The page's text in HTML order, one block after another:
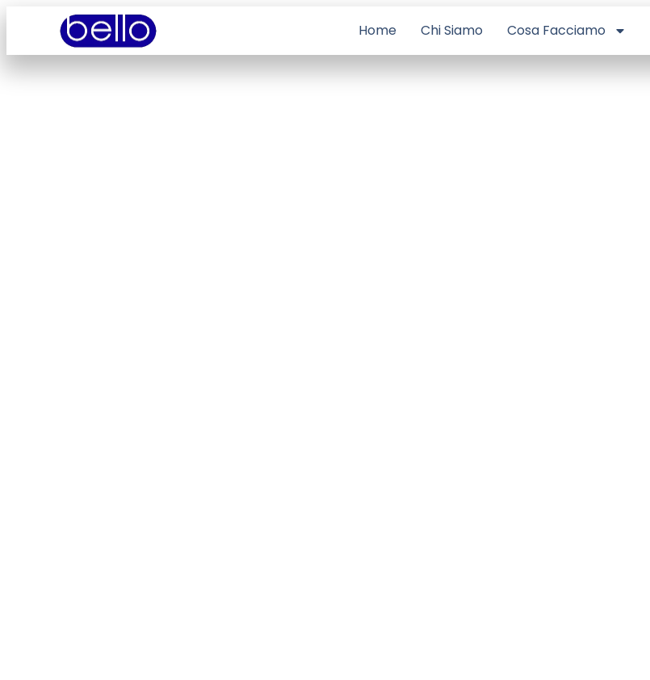
Home Chi Siamo Cosa Facciamo